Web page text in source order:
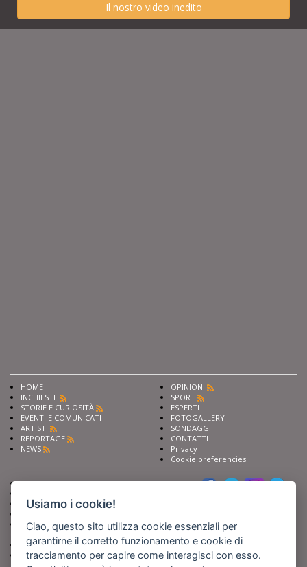
Il nostro video inedito
HOME
INCHIESTE
STORIE E CURIOSITÀ
EVENTI E COMUNICATI
ARTISTI
REPORTAGE
NEWS
OPINIONI
SPORT
ESPERTI
FOTOGALLERY
SONDAGGI
CONTATTI
Privacy
Cookie preferencies
Chiedi ai nostri esperti
Fai pubblicità con noi
Iscriviti al nostro corso di
giornalismo
Compra i nostri libri
Entra in Barinedita Map
Usiamo i cookie!
Ciao, questo sito utilizza cookie essenziali per
garantirne il corretto funzionamento e cookie di
tracciamento per capire come interagisci con esso.